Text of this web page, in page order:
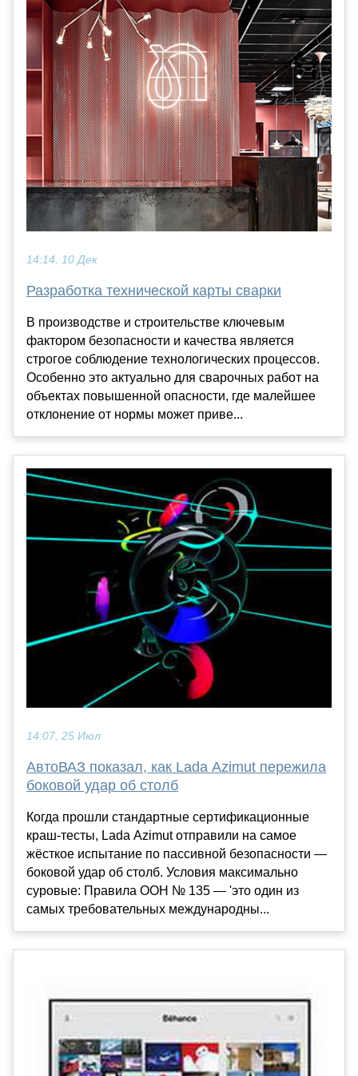
14:14, 10 Дек
Разработка технической карты сварки
В производстве и строительстве ключевым
фактором безопасности и качества является
строгое соблюдение технологических процессов.
Особенно это актуально для сварочных работ на
объектах повышенной опасности, где малейшее
отклонение от нормы может приве...
14:07, 25 Июл
АвтоВАЗ показал, как Lada Azimut пережила
боковой удар об столб
Когда прошли стандартные сертификационные
краш-тесты, Lada Azimut отправили на самое
жёсткое испытание по пассивной безопасности —
боковой удар об столб. Условия максимально
суровые: Правила ООН № 135 — 'это один из
самых требовательных международны...